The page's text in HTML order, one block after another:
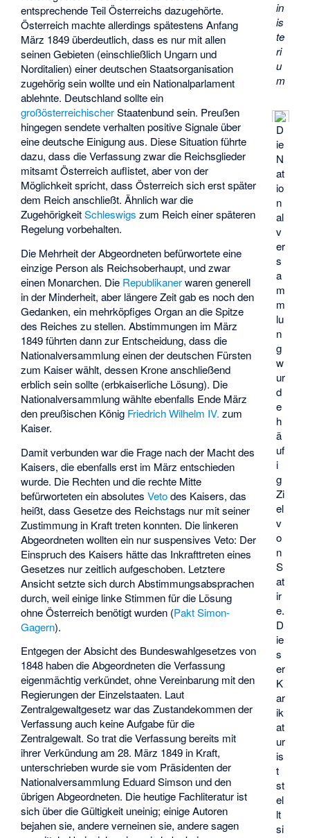
in
is
te
ri
u
m
D
ie
N
at
io
n
al
v
er
s
a
m
m
lu
n
g
w
ur
d
e
h
ä
uf
i
g
Zi
el
v
o
n
S
at
ir
e.
D
ie
s
er
K
ar
ik
at
ur
is
t
st
el
lt
si
entsprechende Teil Österreichs dazugehörte.
Österreich machte allerdings spätestens Anfang
März 1849 überdeutlich, dass es nur mit allen
seinen Gebieten (einschließlich Ungarn und
Norditalien) einer deutschen Staatsorganisation
zugehörig sein wollte und ein Nationalparlament
ablehnte. Deutschland sollte ein
großösterreichischerStaatenbund sein. Preußen
hingegen sendete verhalten positive Signale über
eine deutsche Einigung aus. Diese Situation führte
dazu, dass die Verfassung zwar die Reichsglieder
mitsamt Österreich auflistet, aber von der
Möglichkeit spricht, dass Österreich sich erst später
dem Reich anschließt. Ähnlich war die
ZugehörigkeitSchleswigs zum Reich einer späteren
Regelung vorbehalten.
Die Mehrheit der Abgeordneten befürwortete eine
einzige Person als Reichsoberhaupt, und zwar
einen Monarchen. Die Republikanerwaren generell
in der Minderheit, aber längere Zeit gab es noch den
Gedanken, ein mehrköpfiges Organ an die Spitze
des Reiches zu stellen. Abstimmungen im März
1849 führten dann zur Entscheidung, dass die
Nationalversammlung einen der deutschen Fürsten
zum Kaiser wählt, dessen Krone anschließend
erblich sein sollte (erbkaiserliche Lösung). Die
Nationalversammlung wählte ebenfalls Ende März
den preußischen König Friedrich Wilhelm IV. zum
Kaiser.
Damit verbunden war die Frage nach der Macht des
Kaisers, die ebenfalls erst im März entschieden
wurde. Die Rechten und die rechte Mitte
befürworteten ein absolutesVetodes Kaisers, das
heißt, dass Gesetze des Reichstags nur mit seiner
Zustimmung in Kraft treten konnten. Die linkeren
Abgeordneten wollten ein nur suspensives Veto: Der
Einspruch des Kaisers hätte das Inkrafttreten eines
Gesetzes nur zeitlich aufgeschoben. Letztere
Ansicht setzte sich durch Abstimmungsabsprachen
durch, weil einige linke Stimmen für die Lösung
ohne Österreich benötigt wurden (Pakt Simon-
Gagern).
Entgegen der Absicht des Bundeswahlgesetzes von
1848 haben die Abgeordneten die Verfassung
eigenmächtig verkündet, ohne Vereinbarung mit den
Regierungen der Einzelstaaten. Laut
Zentralgewaltgesetz war das Zustandekommen der
Verfassung auch keine Aufgabe für die
Zentralgewalt. So trat die Verfassung bereits mit
ihrer Verkündung am 28. März 1849 in Kraft,
unterschrieben wurde sie vom Präsidenten der
Nationalversammlung Eduard Simson und den
übrigen Abgeordneten. Die heutige Fachliteratur ist
sich über die Gültigkeit uneinig; einige Autoren
bejahen sie, andere verneinen sie, andere sagen